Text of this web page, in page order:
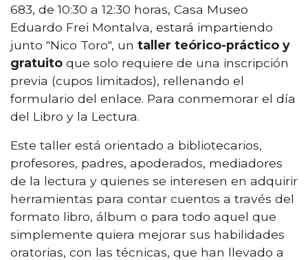
683, de 10:30 a 12:30 horas, Casa Museo
Eduardo Frei Montalva, estará impartiendo
junto "Nico Toro", un taller teórico-práctico y
gratuito que solo requiere de una inscripción
previa (cupos limitados), rellenando el
formulario del enlace. Para conmemorar el día
del Libro y la Lectura.
Este taller está orientado a bibliotecarios,
profesores, padres, apoderados, mediadores
de la lectura y quienes se interesen en adquirir
herramientas para contar cuentos a través del
formato libro, álbum o para todo aquel que
simplemente quiera mejorar sus habilidades
oratorias, con las técnicas, que han llevado a